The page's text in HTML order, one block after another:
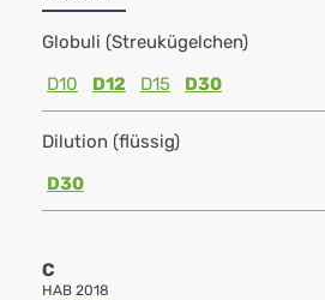
Globuli (Streukügelchen)
D10
D12 D15 D30
Dilution (flüssig)
D30
C
HAB 2018